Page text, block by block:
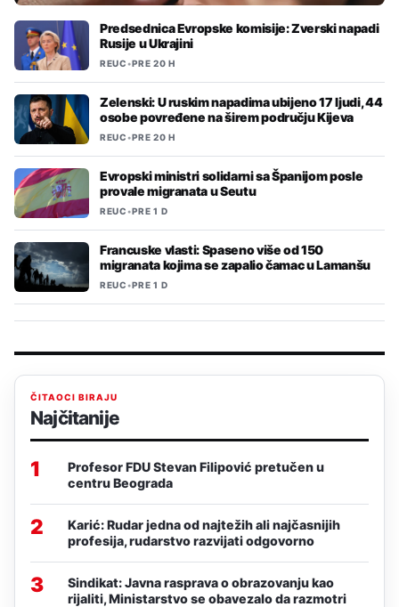
Predsednica Evropske komisije: Zverski napadi
Rusije u Ukrajini
REUC•PRE 20 H
Zelenski: U ruskim napadima ubijeno 17 ljudi, 44
osobe povređene na širem području Kijeva
REUC•PRE 20 H
Evropski ministri solidarni sa Španijom posle
provale migranata u Seutu
REUC•PRE 1 D
Francuske vlasti: Spaseno više od 150
migranata kojima se zapalio čamac u Lamanšu
REUC•PRE 1 D
ČITAOCI BIRAJU
Najčitanije
1
Profesor FDU Stevan Filipović pretučen u
centru Beograda
2
Karić: Rudar jedna od najtežih ali najčasnijih
profesija, rudarstvo razvijati odgovorno
3
Sindikat: Javna rasprava o obrazovanju kao
rijaliti, Ministarstvo se obavezalo da razmotri